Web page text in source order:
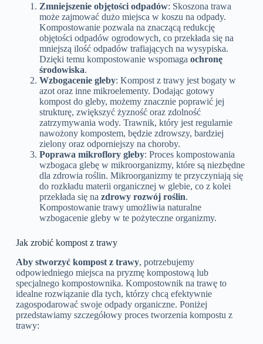
Zmniejszenie objętości odpadów: Skoszona trawa
może zajmować dużo miejsca w koszu na odpady.
Kompostowanie pozwala na znaczącą redukcję
objętości odpadów ogrodowych, co przekłada się na
mniejszą ilość odpadów trafiających na wysypiska.
Dzięki temu kompostowanie wspomaga ochronę
środowiska.
Wzbogacenie gleby: Kompost z trawy jest bogaty w
azot oraz inne mikroelementy. Dodając gotowy
kompost do gleby, możemy znacznie poprawić jej
strukturę, zwiększyć żyzność oraz zdolność
zatrzymywania wody. Trawnik, który jest regularnie
nawożony kompostem, będzie zdrowszy, bardziej
zielony oraz odporniejszy na choroby.
Poprawa mikroflory gleby: Proces kompostowania
wzbogaca glebę w mikroorganizmy, które są niezbędne
dla zdrowia roślin. Mikroorganizmy te przyczyniają się
do rozkładu materii organicznej w glebie, co z kolei
przekłada się na zdrowy rozwój roślin.
Kompostowanie trawy umożliwia naturalne
wzbogacenie gleby w te pożyteczne organizmy.
Jak zrobić kompost z trawy
Aby stworzyć kompost z trawy, potrzebujemy
odpowiedniego miejsca na pryzmę kompostową lub
specjalnego kompostownika. Kompostownik na trawę to
idealne rozwiązanie dla tych, którzy chcą efektywnie
zagospodarować swoje odpady organiczne. Poniżej
przedstawiamy szczegółowy proces tworzenia kompostu z
trawy: